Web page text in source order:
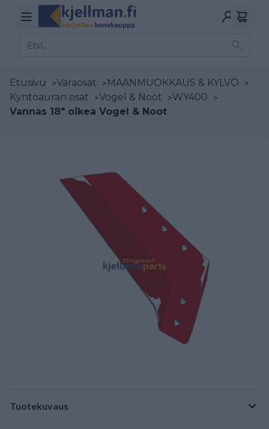
Etusivu >Varaosat >MAANMUOKKAUS & KYLVÖ >
Kyntöauran osat >Vogel & Noot >WY400 >
Vannas 18" oikea Vogel & Noot
Tuotekuvaus